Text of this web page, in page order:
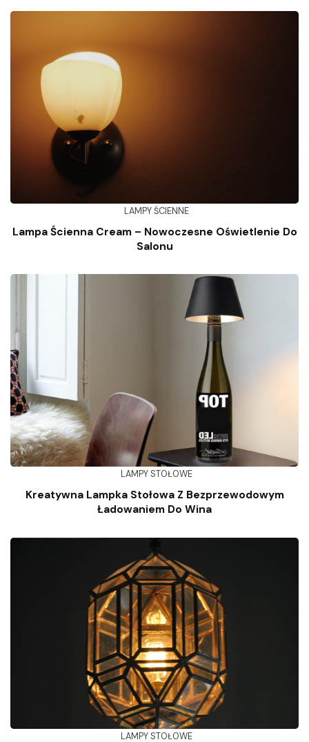
LAMPY ŚCIENNE
Lampa Ścienna Cream – Nowoczesne Oświetlenie Do
Salonu
LAMPY STOŁOWE
Kreatywna Lampka Stołowa Z Bezprzewodowym
Ładowaniem Do Wina
LAMPY STOŁOWE